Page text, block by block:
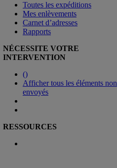
Toutes les expéditions
Mes enlèvements
Carnet d’adresses
Rapports
NÉCESSITE VOTRE
INTERVENTION
()
Afficher tous les éléments non
envoyés
RESSOURCES